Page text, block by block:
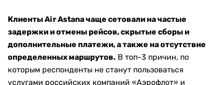
Клиенты Air Astana чаще сетовали на частые
задержки и отмены рейсов, скрытые сборы и
дополнительные платежи, а также на отсутствие
определенных маршрутов. В топ-3 причин, по
которым респонденты не станут пользоваться
услугами российских компаний «Аэрофлот» и